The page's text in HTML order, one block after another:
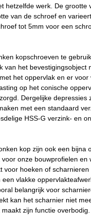
hetzelfde werk. De grootte
van de schroef en
tot 5mm voor een
kopschroeven te
van het bevestigingsobject
het oppervlak en er voor
op het conische
Dergelijke depressies
met een standaard
HSS-G verzink- en
kop zijn ook een bijna
onze bouwprofielen en
voor hoeken of scharnieren
een vlakke
belangrijk voor
kan het scharnier niet
zijn functie